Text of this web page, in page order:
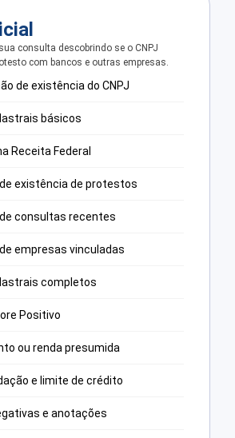
consulta descobrindo se o CNPJ
com bancos e outras empresas.
de existência do CNPJ
básicos
Receita Federal
existência de protestos
consultas recentes
empresas vinculadas
completos
Positivo
ou renda presumida
e limite de crédito
e anotações